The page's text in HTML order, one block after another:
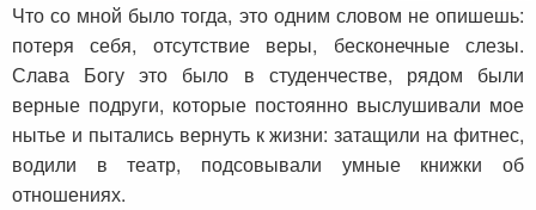
Что со мной было тогда, это одним словом не опишешь:
потеря себя, отсутствие веры, бесконечные слезы.
Слава Богу это было в студенчестве, рядом были
верные подруги, которые постоянно выслушивали мое
нытье и пытались вернуть к жизни: затащили на фитнес,
водили в театр, подсовывали умные книжки об
отношениях.